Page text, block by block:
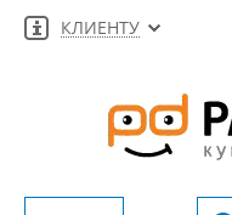
КЛИЕНТУ